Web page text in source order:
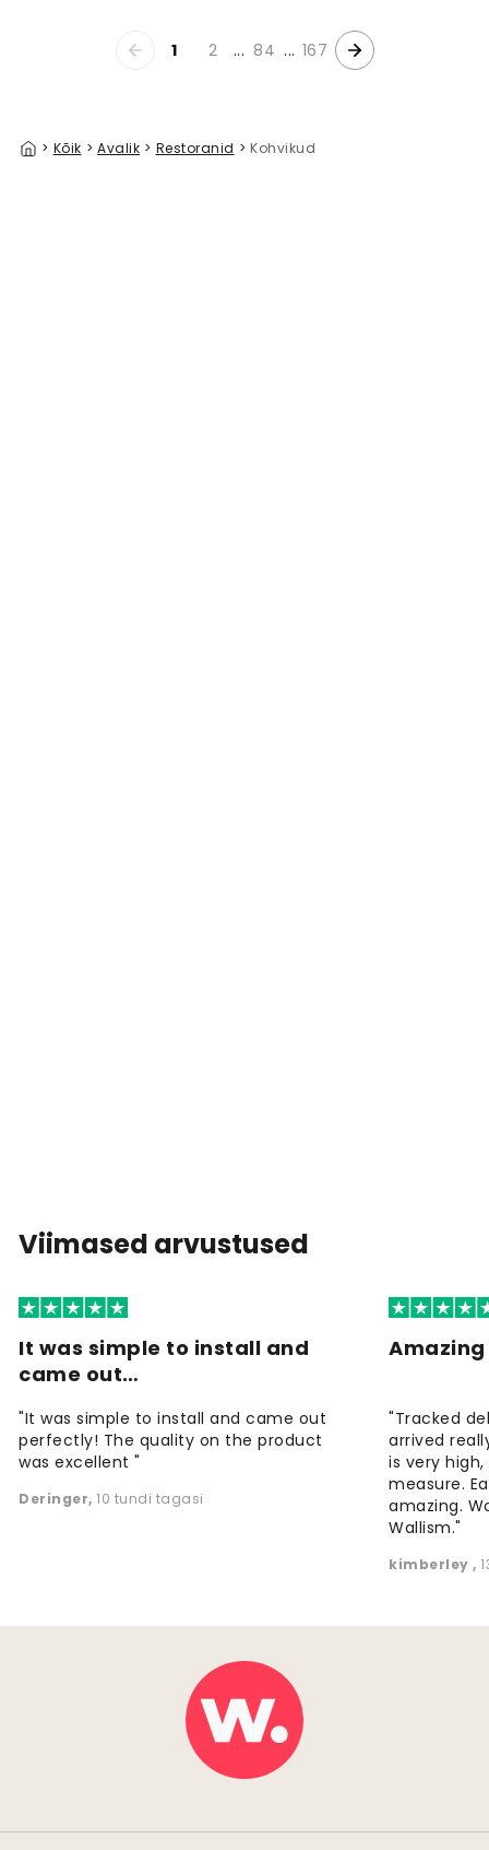
1 2 ... 84 ... 167
> Kõik > Avalik > Restoranid > Kohvikud
Viimased arvustused
It was simple to install and
came out…
"It was simple to install and came out
perfectly! The quality on the product
was excellent "
Deringer, 10 tundi tagasi
"Tracked
arrived
is very
measure.
amazing.
Wallism."
kimberley,